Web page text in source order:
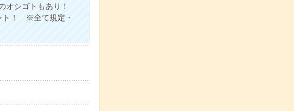
オシゴトもあり！
ト！ ※全て規定・